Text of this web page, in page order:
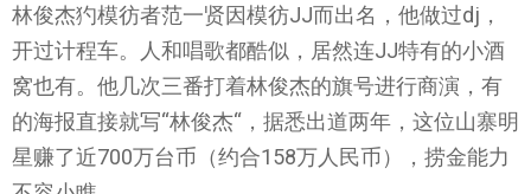
林俊杰犳模彷者范一贤因模彷JJ而出名，他做过dj，
开过计程车。人和唱歌都酷似，居然连JJ特有的小酒
窝也有。他几次三番打着林俊杰的旗号进行商演，有
的海报直接就写“林俊杰“，据悉出道两年，这位山寨明
星赚了近700万台币（约合158万人民币），捞金能力